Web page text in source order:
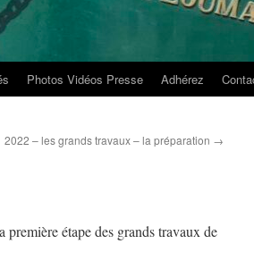
Photos Vidéos Presse Adhérez
2022 – les grands travaux – la préparation →
étape des grands travaux de